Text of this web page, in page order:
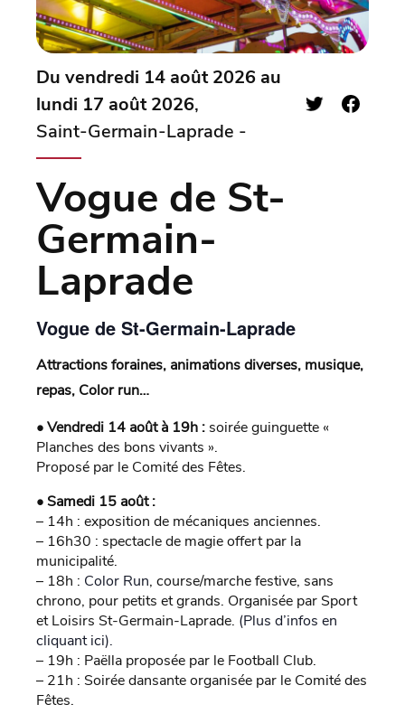
Du vendredi 14 août 2026 au
lundi 17 août 2026,
Saint-Germain-Laprade -
Vogue de St-
Germain-
Laprade
Vogue de St-Germain-Laprade
Attractions foraines, animations diverses, musique,
repas, Color run…
• Vendredi 14 août à 19h : soirée guinguette «
Planches des bons vivants ».
Proposé par le Comité des Fêtes.
• Samedi 15 août :
– 14h : exposition de mécaniques anciennes.
– 16h30 : spectacle de magie offert par la
municipalité.
– 18h : Color Run, course/marche festive, sans
chrono, pour petits et grands. Organisée par Sport
et Loisirs St-Germain-Laprade. (Plus d’infos en
cliquant ici).
– 19h : Paëlla proposée par le Football Club.
– 21h : Soirée dansante organisée par le Comité des
Fêtes.